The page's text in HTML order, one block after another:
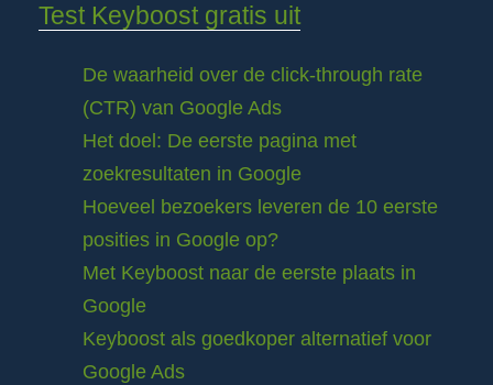
Test Keyboost gratis uit
De waarheid over de click-through rate
(CTR) van Google Ads
Het doel: De eerste pagina met
zoekresultaten in Google
Hoeveel bezoekers leveren de 10 eerste
posities in Google op?
Met Keyboost naar de eerste plaats in
Google
Keyboost als goedkoper alternatief voor
Google Ads